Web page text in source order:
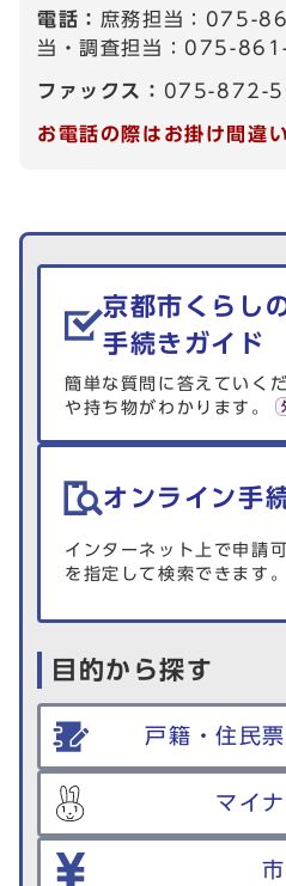
電話： 庶務担当：075-
当・調査担当：075-
ファックス： 075-872-
お電話の際はお掛け間違
生活情報を探す
京都市くらし
手続きガイド
簡単な質問に答えていく
や持ち物がわかります。
オンライン手
インターネット上で申請
を指定して検索できます。
目的から探す
戸籍・住民
マイ